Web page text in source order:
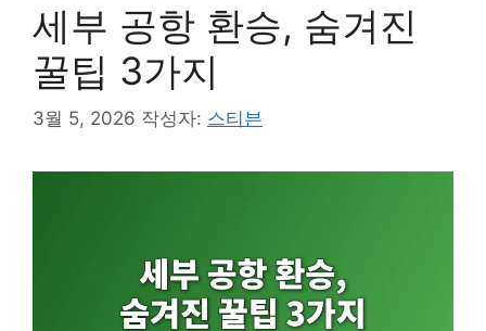
세부 공항 환승, 숨겨진
꿀팁 3가지
3월 5, 2026 작성자: 스티븐